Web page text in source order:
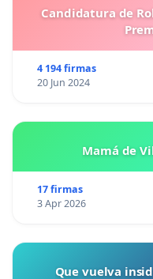
Candidatura de
4 194 firmas
20 Jun 2024
Mamá de
17 firmas
3 Apr 2026
Que vuelva